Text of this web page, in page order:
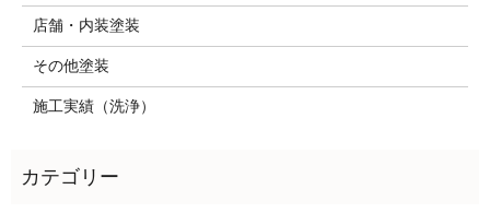
店舗・内装塗装
その他塗装
施工実績（洗浄）